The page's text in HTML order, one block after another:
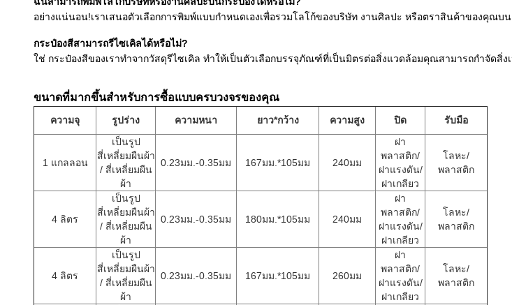
อย่างแน่นอน!เราเสนอตัวเลือกการพิมพ์แบบกำหนดเองเพื่อรวมโลโก้ของบริษัท งานศิลปะ หรือตราสินค้าของคุณ
กระป๋องสีสามารถรีไซเคิลได้หรือไม่?
ใช่ กระป๋องสีของเราทำจากวัสดุรีไซเคิล ทำให้เป็นตัวเลือกบรรจุภัณฑ์ที่เป็นมิตรต่อสิ่งแวดล้อมคุณสามารถกำจัดสิ่
ขนาดที่มากขึ้นสำหรับการซื้อแบบครบวงจรของคุณ
ความจุ รูปร่าง ความหนา ยาว*กว้าง ความสูง ปิด รับมือ
1 แกลลอน
เป็นรูป
สี่เหลี่ยมผืนผ้า
/ สี่เหลี่ยมผืน
ผ้า
0.23มม.-0.35มม 167มม.*105มม 240มม
ฝา
พลาสติก/
ฝาแรงดัน/
ฝาเกลียว
โลหะ/
พลาสติก
4 ลิตร
เป็นรูป
สี่เหลี่ยมผืนผ้า
/ สี่เหลี่ยมผืน
ผ้า
0.23มม.-0.35มม 180มม.*105มม 240มม
ฝา
พลาสติก/
ฝาแรงดัน/
ฝาเกลียว
โลหะ/
พลาสติก
4 ลิตร
เป็นรูป
สี่เหลี่ยมผืนผ้า
/ สี่เหลี่ยมผืน
ผ้า
0.23มม.-0.35มม 167มม.*105มม 260มม
ฝา
พลาสติก/
ฝาแรงดัน/
ฝาเกลียว
โลหะ/
พลาสติก